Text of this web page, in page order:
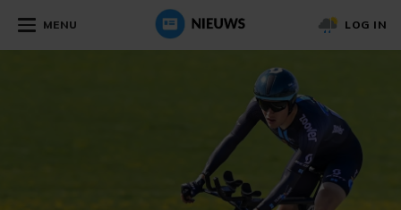
MENU LOG IN